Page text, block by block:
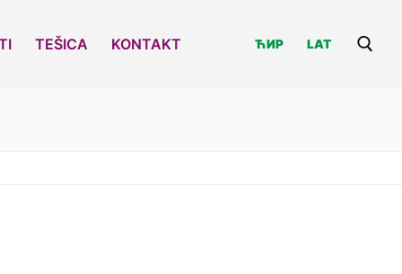
TEŠICA KONTAKT ЋИР LAT